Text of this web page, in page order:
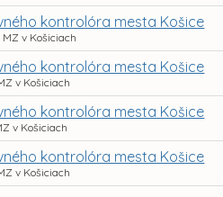
kontrolóra mesta Košice
v Košiciach
kontrolóra mesta Košice
v Košiciach
kontrolóra mesta Košice
v Košiciach
kontrolóra mesta Košice
v Košiciach